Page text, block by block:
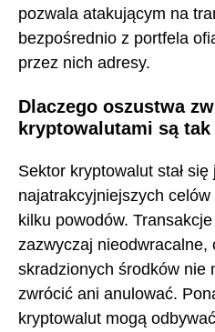
pozwala atakującym na
bezpośrednio z portfela
przez nich adresy.
Dlaczego oszustwa
kryptowalutami są
Sektor kryptowalut stał się
najatrakcyjniejszych
kilku powodów.
zazwyczaj nieodwracalne,
skradzionych środków nie
zwrócić ani anulować.
kryptowalut mogą